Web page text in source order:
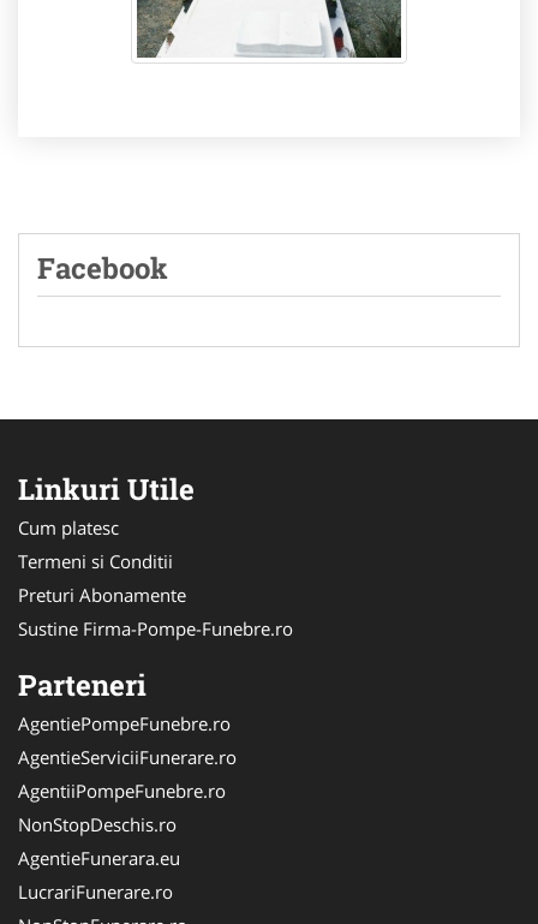
Facebook
Linkuri Utile
Cum platesc
Termeni si Conditii
Preturi Abonamente
Sustine Firma-Pompe-Funebre.ro
Parteneri
AgentiePompeFunebre.ro
AgentieServiciiFunerare.ro
AgentiiPompeFunebre.ro
NonStopDeschis.ro
AgentieFunerara.eu
LucrariFunerare.ro